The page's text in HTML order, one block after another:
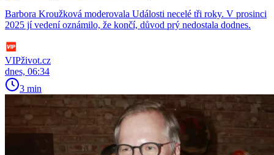
Barbora Kroužková moderovala Události necelé tři roky. V prosinci
2025 jí vedení oznámilo, že končí, důvod prý nedostala dodnes.
VIPživot.cz
dnes, 06:34
3 min